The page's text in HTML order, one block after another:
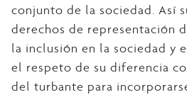
conjunto de la sociedad. Así
derechos de representación
la inclusión en la sociedad y
el respeto de su diferencia
del turbante para